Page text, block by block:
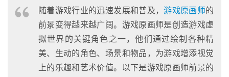
随着游戏行业的迅速发展和普及，游戏原画师的
前景变得越来越广阔。游戏原画师是创造游戏虚
拟世界的关键角色之一，他们通过绘制各种精
美、生动的角色、场景和物品，为游戏增添视觉
上的乐趣和艺术价值。以下是游戏原画师前景的